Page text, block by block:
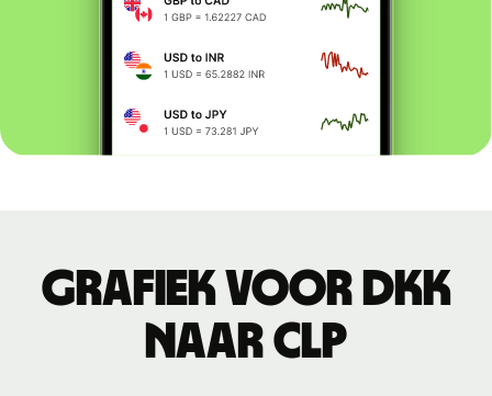
Grafiek voor DKK
naar CLP